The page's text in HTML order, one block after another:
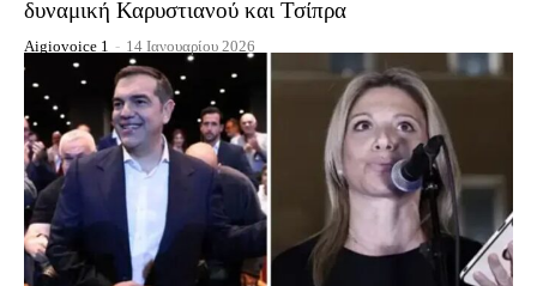
δυναμική Καρυστιανού και Τσίπρα
Aigiovoice 1 - 14 Ιανουαρίου 2026